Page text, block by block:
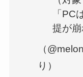
「PC
提が
（
り）